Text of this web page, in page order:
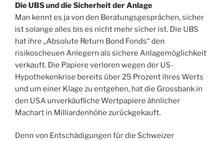
Die UBS und die Sicherheit der Anlage
Man kennt es ja von den Beratungsgesprächen, sicher
ist solange alles bis es nicht mehr sicher ist. Die UBS
hat ihre „Absolute Return Bond Fonds“ den
risikoscheuen Anlegern als sichere Anlagemöglichkeit
verkauft. Die Papiere verloren wegen der US-
Hypothekenkrise bereits über 25 Prozent ihres Werts
und um einer Klage zu entgehen, hat die Grossbank in
den USA unverkäufliche Wertpapiere ähnlicher
Machart in Milliardenhöhe zurückgekauft.
Denn von Entschädigungen für die Schweizer